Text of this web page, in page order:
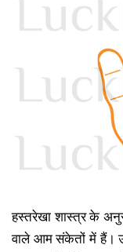
हस्तरेखा शास्त्र के
वाले आम संकेतों में हैं।